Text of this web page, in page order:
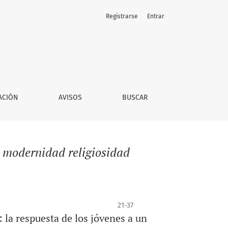
AVISOS BUSCAR
Registrarse Entrar
religiosidad
21-37
respuesta de los jóvenes a un